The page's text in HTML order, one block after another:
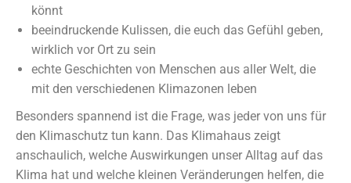
könnt
beeindruckende Kulissen, die euch das Gefühl geben,
wirklich vor Ort zu sein
echte Geschichten von Menschen aus aller Welt, die
mit den verschiedenen Klimazonen leben
Besonders spannend ist die Frage, was jeder von uns für
den Klimaschutz tun kann. Das Klimahaus zeigt
anschaulich, welche Auswirkungen unser Alltag auf das
Klima hat und welche kleinen Veränderungen helfen, die